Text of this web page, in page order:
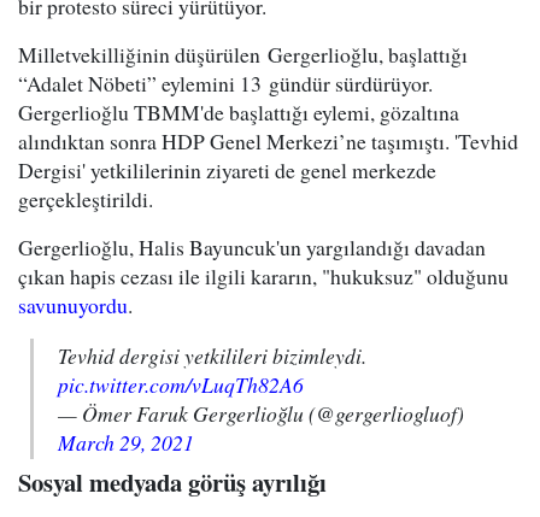
bir protesto süreci yürütüyor.
Milletvekilliğinin düşürülen Gergerlioğlu, başlattığı
“Adalet Nöbeti” eylemini 13 gündür sürdürüyor.
Gergerlioğlu TBMM'de başlattığı eylemi, gözaltına
alındıktan sonra HDP Genel Merkezi’ne taşımıştı. 'Tevhid
Dergisi' yetkililerinin ziyareti de genel merkezde
gerçekleştirildi.
Gergerlioğlu, Halis Bayuncuk'un yargılandığı davadan
çıkan hapis cezası ile ilgili kararın, "hukuksuz" olduğunu
savunuyordu.
Tevhid dergisi yetkilileri bizimleydi.
pic.twitter.com/vLuqTh82A6
— Ömer Faruk Gergerlioğlu (@gergerliogluof)
March 29, 2021
Sosyal medyada görüş ayrılığı